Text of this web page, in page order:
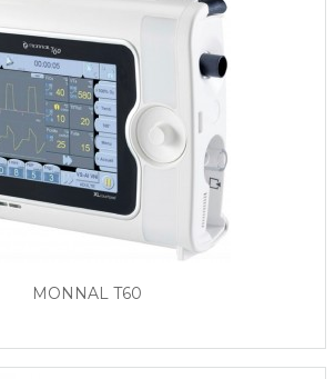
MONNAL T60